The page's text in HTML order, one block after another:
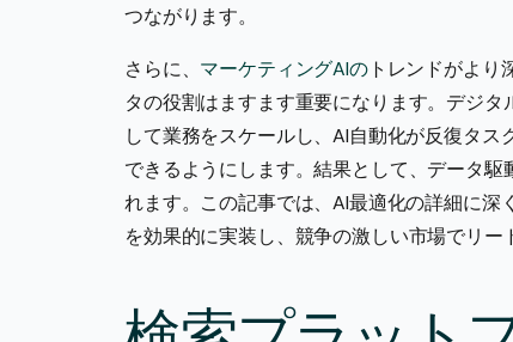
つながります。
さらに、 マーケティングAIのトレンドがより
タの役割はますます重要になります。デジ
して業務をスケールし、AI自動化が反復タ
できるようにします。結果として、データ
れます。この記事では、AI最適化の詳細に
を効果的に実装し、競争の激しい市場でリー